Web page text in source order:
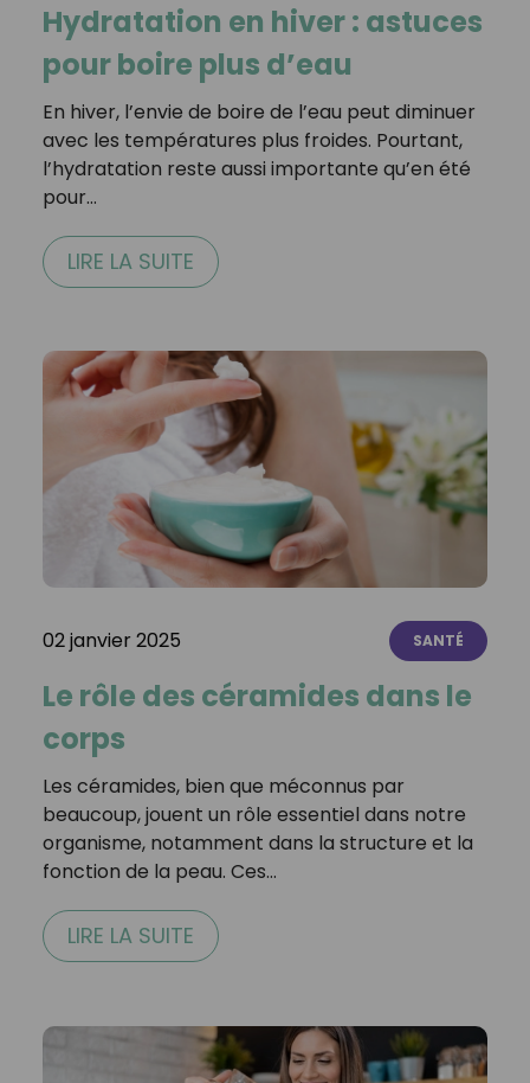
Hydratation en hiver : astuces
pour boire plus d’eau
En hiver, l’envie de boire de l’eau peut diminuer
avec les températures plus froides. Pourtant,
l’hydratation reste aussi importante qu’en été
pour…
LIRE LA SUITE
02 janvier 2025 SANTÉ
Le rôle des céramides dans le
corps
Les céramides, bien que méconnus par
beaucoup, jouent un rôle essentiel dans notre
organisme, notamment dans la structure et la
fonction de la peau. Ces…
LIRE LA SUITE